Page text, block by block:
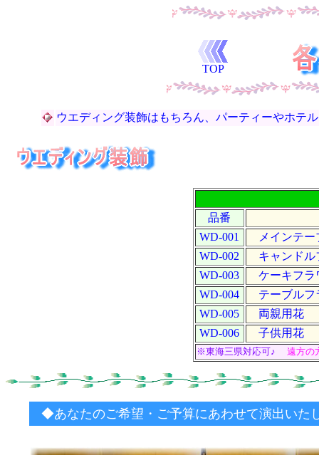
TOP
ウエディング装飾はもちろん、パーティーやホテ
品番
WD-001
メインテー
WD-002
キャンドル
WD-003
ケーキフラ
WD-004
テーブルフ
WD-005
両親用花
WD-006
子供用花
※東海三県対応可♪ 遠方の
◆あなたのご希望・ご予算にあわせて演出いた